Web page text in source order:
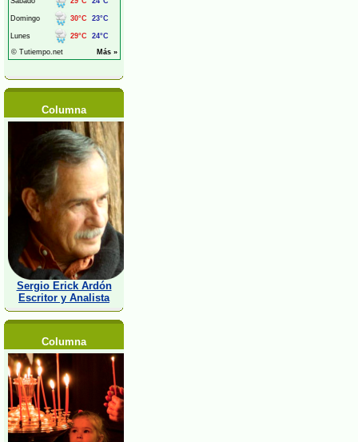
Columna
Sergio Erick Ardón
Escritor y Analista
Columna